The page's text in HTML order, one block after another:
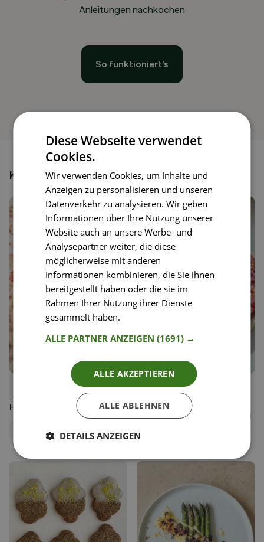
Anleitungen nachkochen
So funktioniert’s
Könnte dir auch gefallen
Speichern
Stevan Pauls Schokomousse
mit Cassis-Sauce und Rahm-
Honig-Sauce
Redaktionsteam
38
Liken
Speichern
Pflaumen Tarte Tatin
Babs Zobl
Food Bloggerin, Shapes and
Diese Webseite verwendet
Cookies.
Wir verwenden Cookies, um Inhalte und
Anzeigen zu personalisieren und unseren
Datenverkehr zu analysieren. Wir geben
Informationen über Ihre Nutzung unserer
Website auch an unsere Werbe- und
Analysepartner weiter, die diese
möglicherweise mit anderen
Informationen kombinieren, die Sie ihnen
bereitgestellt haben oder die sie im
Rahmen Ihrer Nutzung ihrer Dienste
gesammelt haben.
ALLE PARTNER ANZEIGEN(1691) →
ALLE AKZEPTIEREN
ALLE ABLEHNEN
DETAILS ANZEIGEN